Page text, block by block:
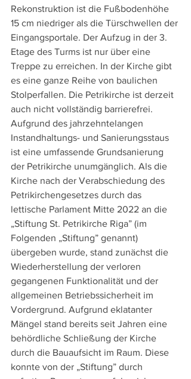
Rekonstruktion ist die Fußbodenhöhe
15 cm niedriger als die Türschwellen der
Eingangsportale. Der Aufzug in der 3.
Etage des Turms ist nur über eine
Treppe zu erreichen. In der Kirche gibt
es eine ganze Reihe von baulichen
Stolperfallen. Die Petrikirche ist derzeit
auch nicht vollständig barrierefrei.
Aufgrund des jahrzehntelangen
Instandhaltungs- und Sanierungsstaus
ist eine umfassende Grundsanierung
der Petrikirche unumgänglich. Als die
Kirche nach der Verabschiedung des
Petrikirchengesetzes durch das
lettische Parlament Mitte 2022 an die
„Stiftung St. Petrikirche Riga” (im
Folgenden „Stiftung” genannt)
übergeben wurde, stand zunächst die
Wiederherstellung der verloren
gegangenen Funktionalität und der
allgemeinen Betriebssicherheit im
Vordergrund. Aufgrund eklatanter
Mängel stand bereits seit Jahren eine
behördliche Schließung der Kirche
durch die Bauaufsicht im Raum. Diese
konnte von der „Stiftung” durch